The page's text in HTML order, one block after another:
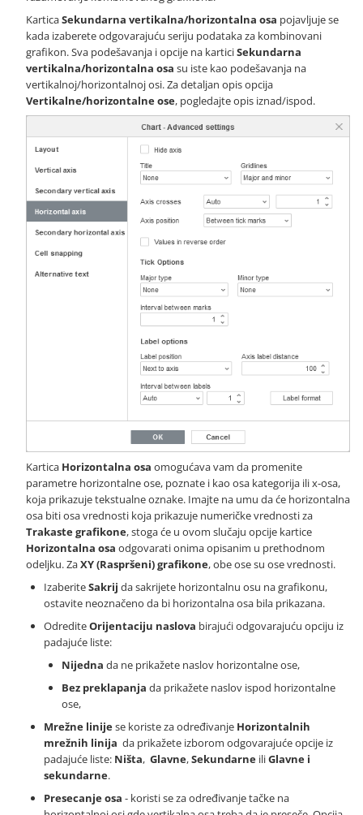
KarticaSekundarna vertikalna/horizontalna osa pojavljuje se
kada izaberete odgovarajuću seriju podataka za kombinovani
grafikon. Sva podešavanja i opcije na karticiSekundarna
vertikalna/horizontalna osa su iste kao podešavanja na
vertikalnoj/horizontalnoj osi. Za detaljan opis opcija
Vertikalne/horizontalne ose, pogledajte opis iznad/ispod.
Kartica Horizontalna osa omogućava vam da promenite
parametre horizontalne ose, poznate i kao osa kategorija ili x-osa,
koja prikazuje tekstualne oznake. Imajte na umu da će horizontalna
osa biti osa vrednosti koja prikazuje numeričke vrednosti za
Trakaste grafikone, stoga će u ovom slučaju opcije kartice
Horizontalna osa odgovarati onima opisanim u prethodnom
odeljku. ZaXY (Raspršeni) grafikone, obe ose su ose vrednosti.
IzaberiteSakrij da sakrijete horizontalnu osu na grafikonu,
ostavite neoznačeno da bi horizontalna osa bila prikazana.
OdrediteOrijentaciju naslova birajući odgovarajuću opciju iz
padajuće liste:
Nijedna da ne prikažete naslov horizontalne ose,
Bez preklapanja da prikažete naslov ispod horizontalne
ose,
Mrežne linijese koriste za određivanje Horizontalnih
mrežnih linija da prikažete izborom odgovarajuće opcije iz
padajuće liste: Ništa, Glavne,Sekundarne iliGlavne i
sekundarne.
Presecanje osa - koristi se za određivanje tačke na